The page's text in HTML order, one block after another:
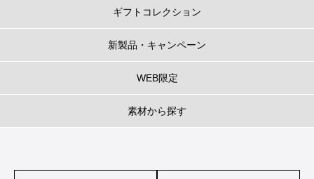
ギフトコレクション
新製品・キャンペーン
WEB限定
素材から探す